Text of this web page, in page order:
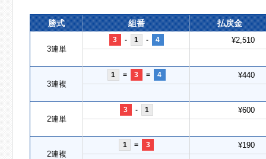
勝式 組番 払戻金
3連単
3 - 1 - 4 ¥2,510
3連複
1 = 3 = 4 ¥440
2連単
3 - 1 ¥600
2連複
1 = 3 ¥190